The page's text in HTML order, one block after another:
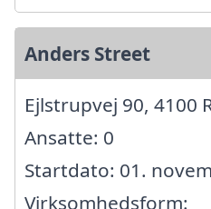
Anders Street
Ejlstrupvej 90, 4100
Ansatte: 0
Startdato: 01.
Virksomhedsform: